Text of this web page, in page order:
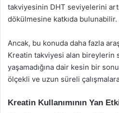
takviyesinin DHT seviyelerini
dökülmesine katkıda bulunabilir.
Ancak, bu konuda daha fazla
Kreatin takviyesi alan bireylerin
yaşamadığına dair kesin bir
ölçekli ve uzun süreli
Kreatin Kullanımının Yan